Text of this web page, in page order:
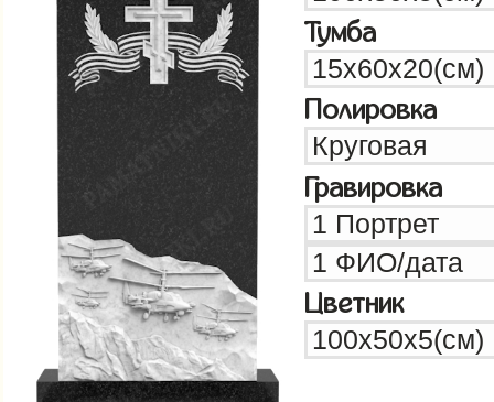
Тумба
Полировка
Гравировка
Цветник